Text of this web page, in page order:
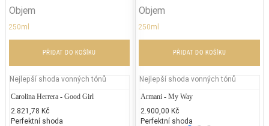
Objem
250ml
PŘIDAT DO KOŠÍKU
Nejlepší shoda vonných tónů
Carolina Herrera - Good Girl
2.821,78 Kč
Perfektní shoda
Guerlain - L`Homme Idéal 2016 EDP
7.460,00 Kč
25% běžných vonných tónů
Objem
250ml
PŘIDAT DO KOŠÍKU
Nejlepší shoda vonných tónů
Armani - My Way
2.900,00 Kč
Perfektní shoda